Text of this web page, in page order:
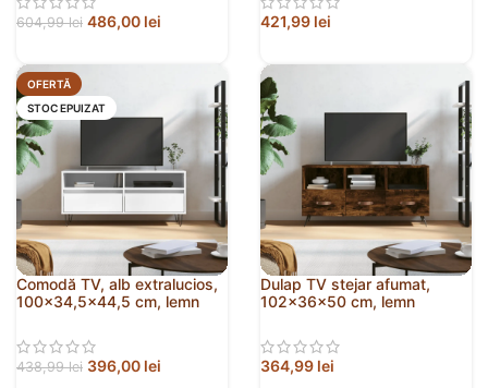
604,99lei 486,00 lei 421,99 lei
OFERTĂ
STOC EPUIZAT
Comodă TV, alb extralucios,
100×34,5×44,5 cm, lemn
438,99lei 396,00 lei
Dulap TV stejar afumat,
102x36x50 cm, lemn
364,99 lei